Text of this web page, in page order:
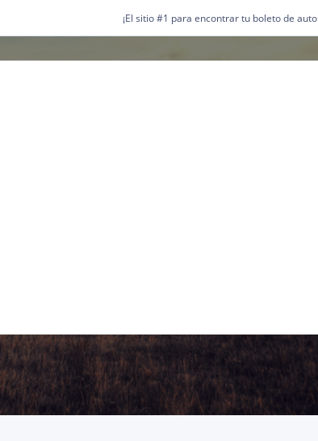
¡El sitio #1 para encontrar tu boleto de